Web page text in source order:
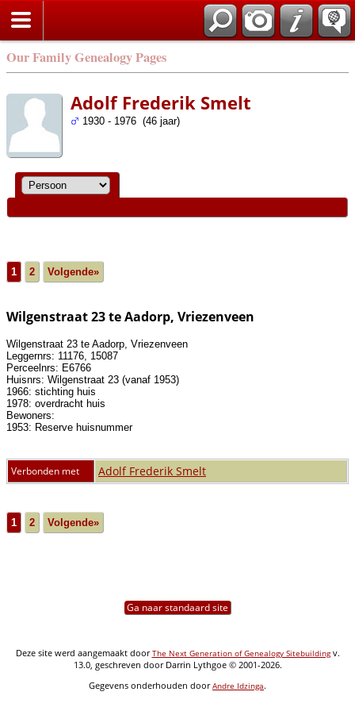
Our Family Genealogy Pages
Adolf Frederik Smelt
1930 - 1976 (46 jaar)
1 2 Volgende»
Wilgenstraat 23 te Aadorp, Vriezenveen
Wilgenstraat 23 te Aadorp, Vriezenveen
Leggernrs: 11176, 15087
Perceelnrs: E6766
Huisnrs: Wilgenstraat 23 (vanaf 1953)
1966: stichting huis
1978: overdracht huis
Bewoners:
1953: Reserve huisnummer
Verbonden met Adolf Frederik Smelt
1 2 Volgende»
Ga naar standaard site
Deze site werd aangemaakt doorThe Next Generation of Genealogy Sitebuildingv.
13.0, geschreven door Darrin Lythgoe © 2001-2026.
Gegevens onderhouden doorAndre Idzinga.